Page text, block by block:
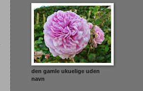
den gamle ukuelige uden
navn